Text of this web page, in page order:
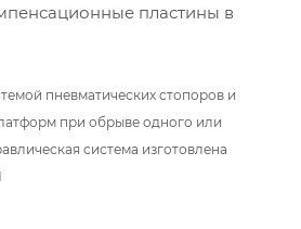
пластины в
пневматических стопоров и
при обрыве одного или
система изготовлена